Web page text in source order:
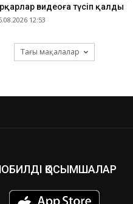
видеоға түсіп қалды
12:53
Тағы мақалалар
ҚОСЫМШАЛАР